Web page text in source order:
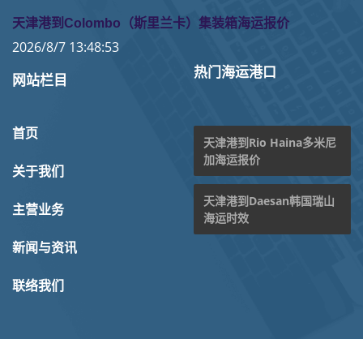
天津港到Colombo（斯里兰卡）集装箱海运报价
2026/8/7 13:48:53
网站栏目
首页
关于我们
主营业务
新闻与资讯
联络我们
热门海运港口
天津港到Rio Haina多米尼
加海运报价
天津港到Daesan韩国瑞山
海运时效